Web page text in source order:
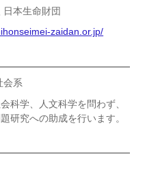
日本生命財団
zaidan.or.jp/
会系
科学、人文科学を問わず、
研究への助成を行います。